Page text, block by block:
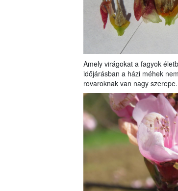
Amely virágokat a fagyok
időjárásban a házi méhek
rovaroknak van nagy szerepe.